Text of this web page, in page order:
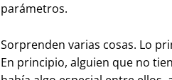
parámetros.
Sorprenden varias cosas. Lo
En principio, alguien que no